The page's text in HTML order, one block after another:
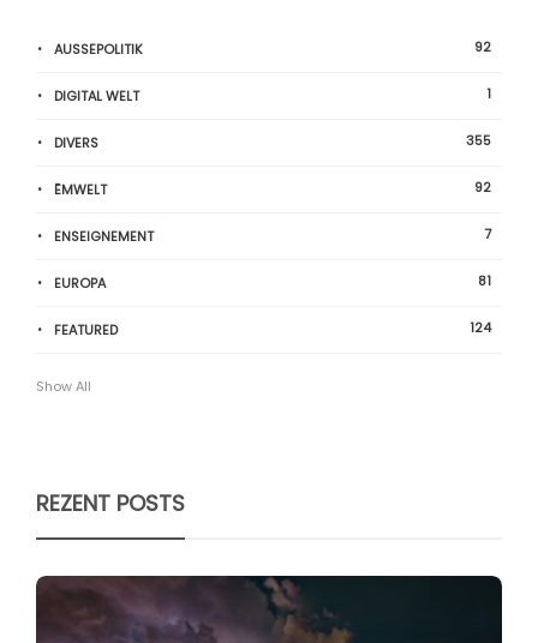
AUSSEPOLITIK 92
DIGITAL WELT 1
DIVERS 355
ËMWELT 92
ENSEIGNEMENT 7
EUROPA 81
FEATURED 124
Show All
REZENT POSTS